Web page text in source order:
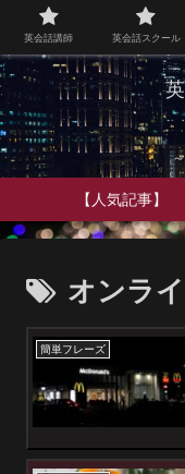
【人気記事】
オンラ
簡単フレーズ
英会話講師 英会話スクール